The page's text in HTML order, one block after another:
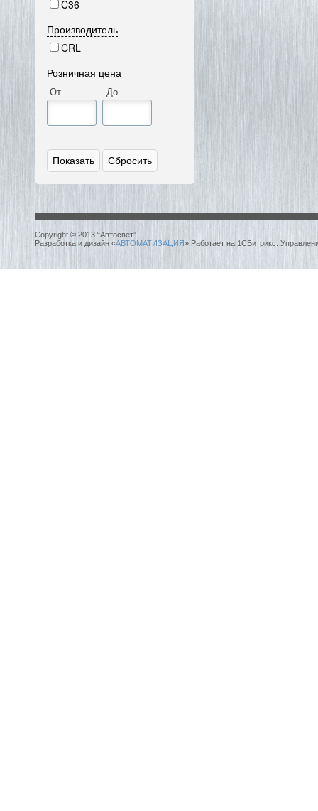
C36
Производитель
CRL
Розничная цена
От До
Copyright © 2013 “Автосвет”.
Разработка и дизайн «АВТОМАТИЗАЦИЯ» Работает на 1СБитрикс: